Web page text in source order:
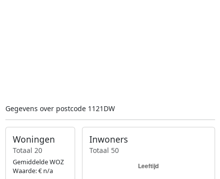
Gegevens over postcode 1121DW
Woningen
Totaal 20
Gemiddelde WOZ
Waarde: € n/a
Inwoners
Totaal 50